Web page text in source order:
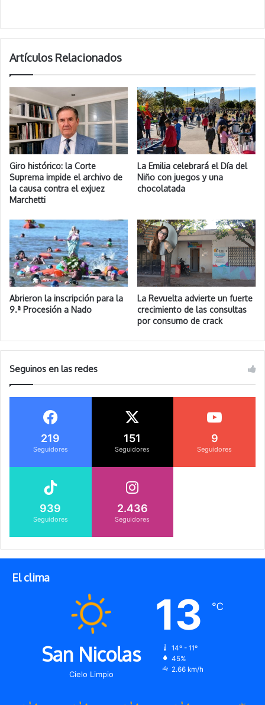
Artículos Relacionados
Giro histórico: la Corte
Suprema impide el archivo de
la causa contra el exjuez
Marchetti
La Emilia celebrará el Día del
Niño con juegos y una
chocolatada
Abrieron la inscripción para la
9.ª Procesión a Nado
La Revuelta advierte un fuerte
crecimiento de las consultas
por consumo de crack
Seguinos en las redes
219
Seguidores
151
Seguidores
9
Seguidores
939
Seguidores
2.436
Seguidores
El clima
San Nicolas
Cielo Limpio
13 ℃
14º - 11º
45%
2.66 km/h